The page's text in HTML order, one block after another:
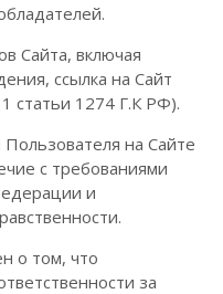
Сайта, включая
ссылка на Сайт
статьи 1274 Г.К РФ).
на Сайте
с требованиями
и
о том, что
за